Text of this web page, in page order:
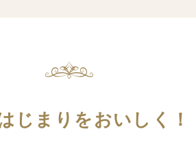
じまりをおいしく！